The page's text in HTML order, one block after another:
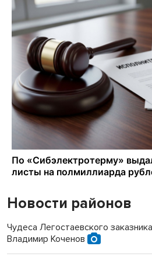
Новости районов
Чудеса Легостаевского
Владимир Коченов